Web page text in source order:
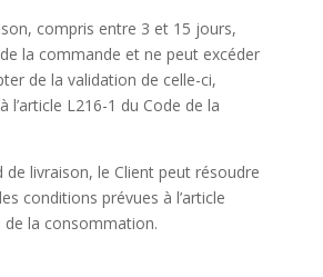
compris entre 3 et 15 jours,
la commande et ne peut excéder
de la validation de celle-ci,
l’article L216-1 du Code de la
de livraison, le Client peut résoudre
conditions prévues à l’article
de la consommation.